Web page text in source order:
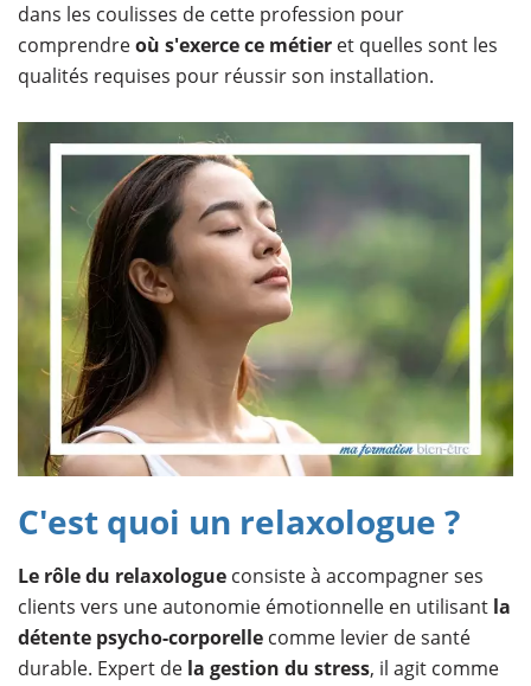
dans les coulisses de cette profession pour
comprendreoù s'exerce ce métier et quelles sont les
qualités requises pour réussir son installation.
C'est quoi un relaxologue ?
Le rôle du relaxologue consiste à accompagner ses
clients vers une autonomie émotionnelle en utilisant la
détente psycho-corporelle comme levier de santé
durable. Expert de la gestion du stress, il agit comme